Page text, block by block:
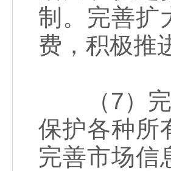
制。完善扩
费，积极推
（7）完
保护各种所
完善市场信